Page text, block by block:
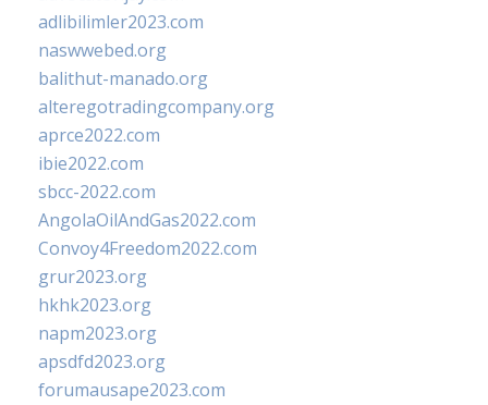
adlibilimler2023.com
naswwebed.org
balithut-manado.org
alteregotradingcompany.org
aprce2022.com
ibie2022.com
sbcc-2022.com
AngolaOilAndGas2022.com
Convoy4Freedom2022.com
grur2023.org
hkhk2023.org
napm2023.org
apsdfd2023.org
forumausape2023.com